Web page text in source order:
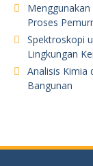
Proses
Spektroskopi
Lingkungan
Analisis Kimia
Bangunan